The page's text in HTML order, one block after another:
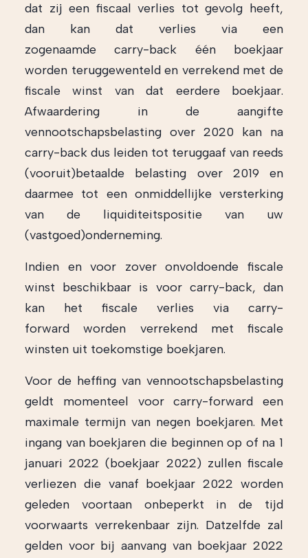
dat zij een fiscaal verlies tot gevolg heeft,
dan kan dat verlies via een
zogenaamde carry-back één boekjaar
worden teruggewenteld en verrekend met de
fiscale winst van dat eerdere boekjaar.
Afwaardering in de aangifte
vennootschapsbelasting over 2020 kan na
carry-back dus leiden tot teruggaaf van reeds
(vooruit)betaalde belasting over 2019 en
daarmee tot een onmiddellijke versterking
van de liquiditeitspositie van uw
(vastgoed)onderneming.
Indien en voor zover onvoldoende fiscale
winst beschikbaar is voor carry-back, dan
kan het fiscale verlies via carry-
forward worden verrekend met fiscale
winsten uit toekomstige boekjaren.
Voor de heffing van vennootschapsbelasting
geldt momenteel voor carry-forward een
maximale termijn van negen boekjaren. Met
ingang van boekjaren die beginnen op of na 1
januari 2022 (boekjaar 2022) zullen fiscale
verliezen die vanaf boekjaar 2022 worden
geleden voortaan onbeperkt in de tijd
voorwaarts verrekenbaar zijn. Datzelfde zal
gelden voor bij aanvang van boekjaar 2022